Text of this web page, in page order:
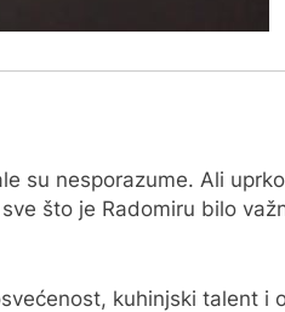
su nesporazume. Ali
što je Radomiru bilo
kuhinjski talent i